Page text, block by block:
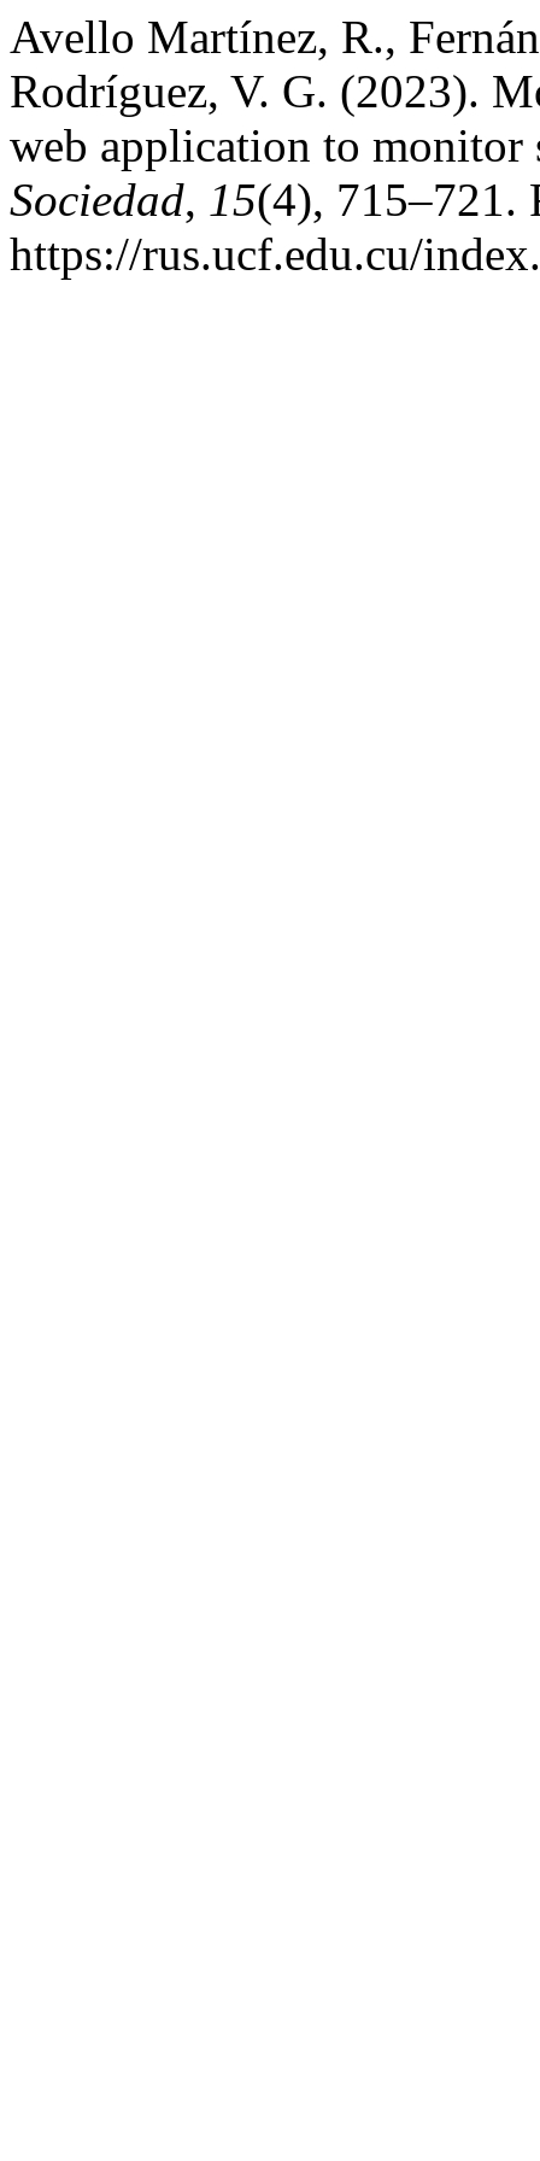
Avello Martínez, R.,
Rodríguez, V. G. (2023).
web application to
Sociedad, 15(4), 715–721.
https://rus.ucf.edu.cu/